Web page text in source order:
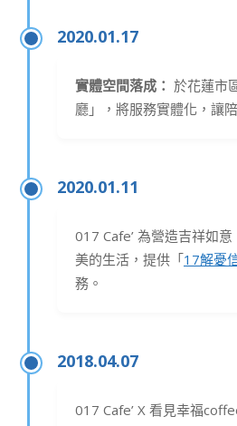
2020.01.17
實體空間落成： 於花蓮市
廳」，將服務實體化，讓
2020.01.11
017 Cafe’ 為營造吉祥如
美的生活，提供「17解憂
務。
2018.04.07
017 Cafe’ X 看見幸福